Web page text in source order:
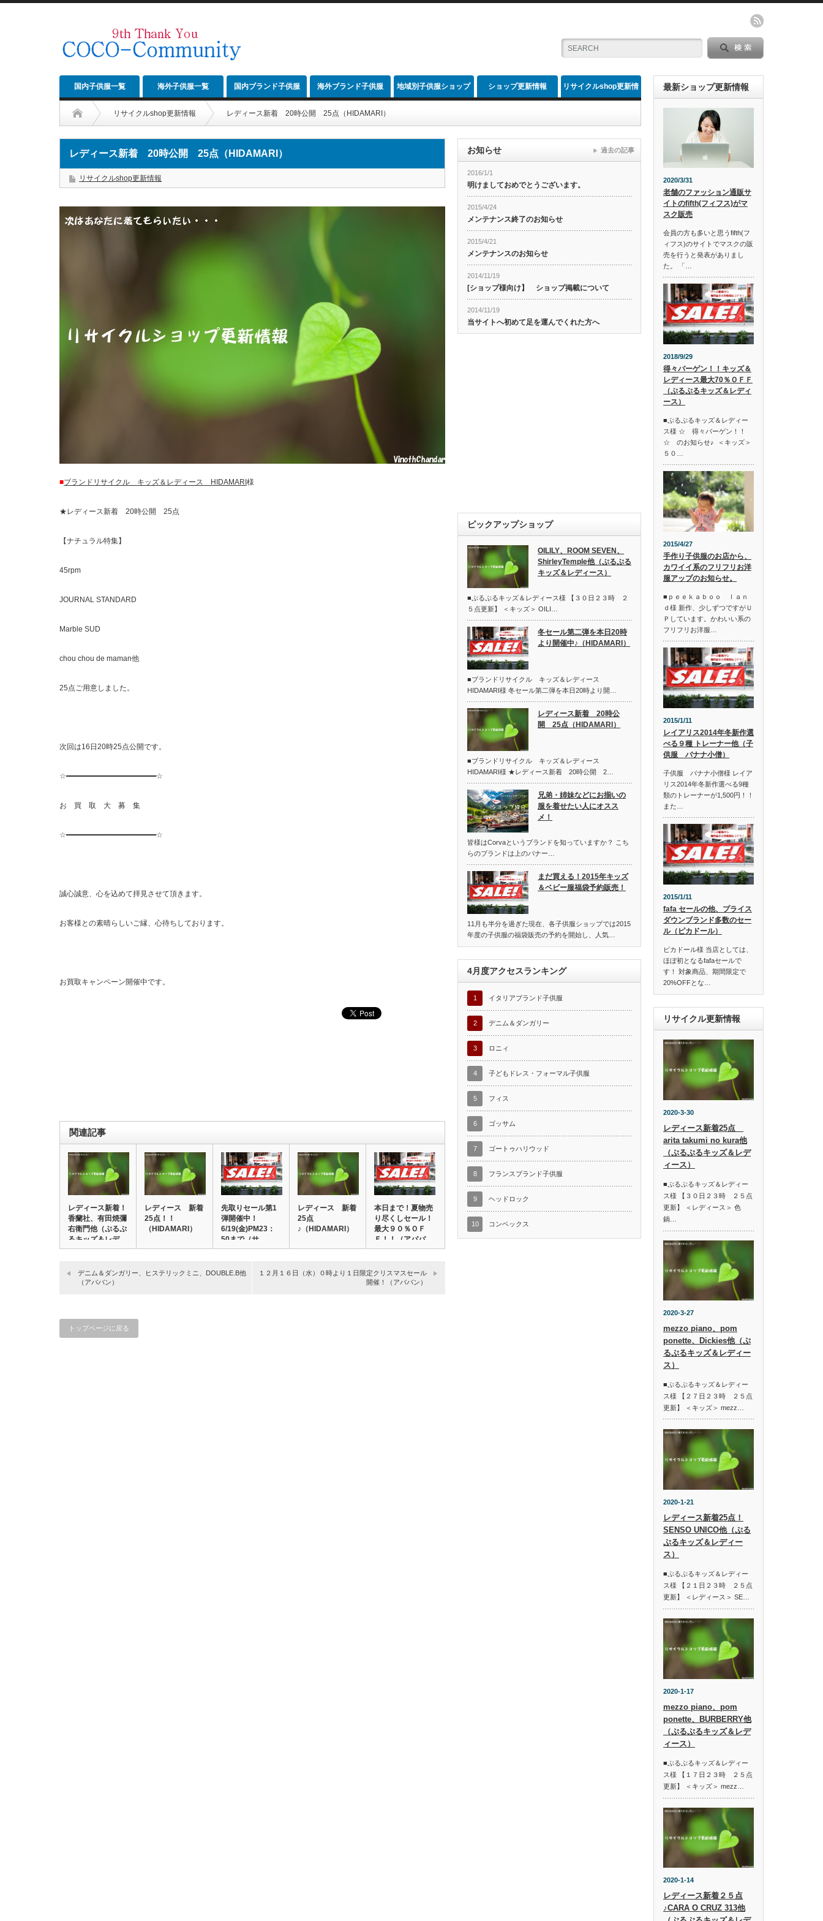
国内子供服一覧 海外子供服一覧 国内ブランド子供服 海外ブランド子供服 地域別子供服ショップ ショップ更新情報 リサイクルshop更新情
リサイクルshop更新情報 レディース新着 20時公開 25点（HIDAMARI）
レディース新着 20時公開 25点（HIDAMARI）
リサイクルshop更新情報
■ブランドリサイクル キッズ＆レディース HIDAMARI 様
★レディース新着 20時公開 25点
【ナチュラル特集】
45rpm
JOURNAL STANDARD
Marble SUD
chou chou de maman他
25点ご用意しました。
次回は16日20時25点公開です。
☆━━━━━━━━━━━━━━━━━━━━━☆
お 買 取 大 募 集
☆━━━━━━━━━━━━━━━━━━━━━☆
誠心誠意、心を込めて拝見させて頂きます。
お客様との素晴らしいご縁、心待ちしております。
お買取キャンペーン開催中です。
関連記事
レディース新着！
香蘭社、有田焼彌
右衛門他（ぷるぷ
るキッズ＆レデ
ィ…
レディース 新着
25点！！
（HIDAMARI）
先取りセール第1
弾開催中！
6/19(金)PM23：
50まで（サ…
レディース 新着
25点
♪（HIDAMARI）
本日まで！夏物売
り尽くしセール！
最大９０％ＯＦ
Ｆ！！（アババ
ン）…
デニム＆ダンガリー、ヒステリックミニ、DOUBLE.B他
（アババン）
１２月１６日（水）０時より１日限定クリスマスセール
開催！（アババン）
トップページに戻る
お知らせ
2016/1/1
明けましておめでとうございます。
2015/4/24
メンテナンス終了のお知らせ
2015/4/21
メンテナンスのお知らせ
2014/11/19
[ショップ様向け】 ショップ掲載について
2014/11/19
当サイトへ初めて足を運んでくれた方へ
過去の記事
ピックアップショップ
OILILY、ROOM SEVEN、
ShirleyTemple他（ぷるぷる
キッズ＆レディース）
■ぷるぷるキッズ＆レディース様 【３０日２３時 ２
５点更新】 ＜キッズ＞ OILI…
冬セール第二弾を本日20時
より開催中♪（HIDAMARI）
■ブランドリサイクル キッズ＆レディース
HIDAMARI様 冬セール第二弾を本日20時より開…
レディース新着 20時公
開 25点（HIDAMARI）
■ブランドリサイクル キッズ＆レディース
HIDAMARI様 ★レディース新着 20時公開 2…
兄弟・姉妹などにお揃いの
服を着せたい人にオスス
メ！
皆様はCorvaというブランドを知っていますか？ こち
らのブランドは上のバナー…
まだ買える！2015年キッズ
＆ベビー服福袋予約販売！
11月も半分を過ぎた現在、各子供服ショップでは2015
年度の子供服の福袋販売の予約を開始し、人気…
4月度アクセスランキング
1 イタリアブランド子供服
2 デニム＆ダンガリー
3 ロニィ
4 子どもドレス・フォーマル子供服
5 フィス
6 ゴッサム
7 ゴートゥハリウッド
8 フランスブランド子供服
9 ヘッドロック
10 コンベックス
最新ショップ更新情報
2020/3/31
老舗のファッション通販サ
イトのfifth(フィフス)がマ
スク販売
会員の方も多いと思うfifth(フ
ィフス)のサイトでマスクの販
売を行うと発表がありまし
た。 「…
2018/9/29
得々バーゲン！！キッズ＆
レディース最大70％ＯＦＦ
（ぷるぷるキッズ＆レディ
ース）
■ぷるぷるキッズ＆レディー
ス様 ☆ 得々バーゲン！！
☆ のお知らせ♪ ＜キッズ＞
５０…
2015/4/27
手作り子供服のお店から、
カワイイ系のフリフリお洋
服アップのお知らせ。
■ｐｅｅｋａｂｏｏ ｌａｎ
ｄ様 新作、少しずつですがＵ
Ｐしています。かわいい系の
フリフリお洋服…
2015/1/11
レイアリス2014年冬新作選
べる９種 トレーナー他（子
供服 バナナ小僧）
子供服 バナナ小僧様 レイア
リス2014年冬新作選べる9種
類のトレーナーが1,500円！！
また…
2015/1/11
fafa セールの他、プライス
ダウンブランド多数のセー
ル（ピカドール）
ピカドール様 当店としては、
ほぼ初となるfafaセールで
す！ 対象商品、期間限定で
20%OFFとな…
リサイクル更新情報
2020-3-30
レディース新着25点
arita takumi no kura他
（ぷるぷるキッズ＆レデ
ィース）
■ぷるぷるキッズ＆レディー
ス様 【３０日２３時 ２５点
更新】 ＜レディース＞ 色
鍋…
2020-3-27
mezzo piano、pom
ponette、Dickies他（ぷ
るぷるキッズ＆レディー
ス）
■ぷるぷるキッズ＆レディー
ス様 【２７日２３時 ２５点
更新】 ＜キッズ＞ mezz…
2020-1-21
レディース新着25点！
SENSO UNICO他（ぷる
ぷるキッズ＆レディー
ス）
■ぷるぷるキッズ＆レディー
ス様 【２１日２３時 ２５点
更新】 ＜レディース＞ SE…
2020-1-17
mezzo piano、pom
ponette、BURBERRY他
（ぷるぷるキッズ＆レデ
ィース）
■ぷるぷるキッズ＆レディー
ス様 【１７日２３時 ２５点
更新】 ＜キッズ＞ mezz…
2020-1-14
レディース新着２５点
♪CARA O CRUZ 313他